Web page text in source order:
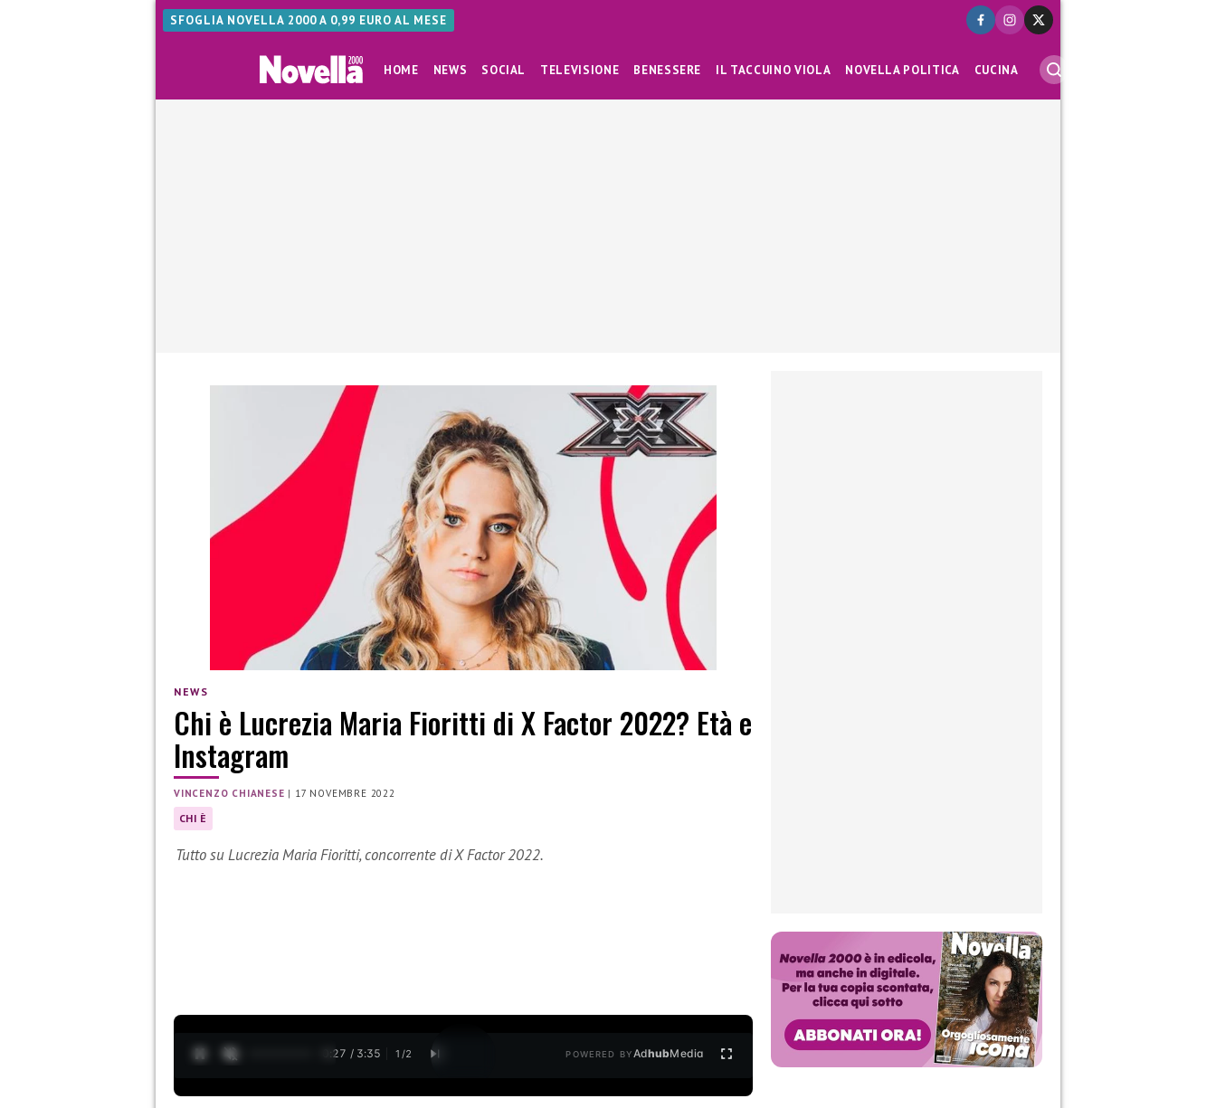
SFOGLIA NOVELLA 2000 A 0,99 EURO AL MESE
HOME NEWS SOCIAL TELEVISIONE BENESSERE IL TACCUINO VIOLA NOVELLA POLITICA CUCINA
NEWS
Chi è Lucrezia Maria Fioritti di X Factor 2022? Età e
Instagram
VINCENZO CHIANESE | 17 NOVEMBRE 2022
CHI È
Tutto su Lucrezia Maria Fioritti, concorrente di X Factor 2022.
0:28 / 3:35 1 /2 POWERED BYAdhubMedia